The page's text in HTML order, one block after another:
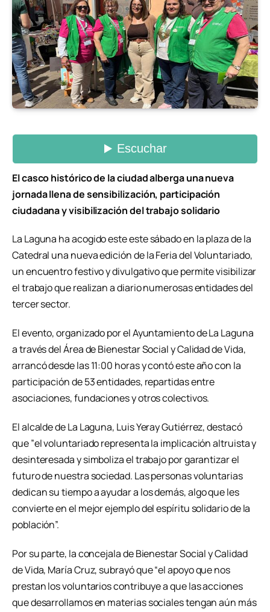
El casco histórico de la ciudad alberga una nueva
jornada llena de sensibilización, participación
ciudadana y visibilización del trabajo solidario
La Laguna ha acogido este este sábado en la plaza de la
Catedral una nueva edición de la Feria del Voluntariado,
un encuentro festivo y divulgativo que permite visibilizar
el trabajo que realizan a diario numerosas entidades del
tercer sector.
El evento, organizado por el Ayuntamiento de La Laguna
a través del Área de Bienestar Social y Calidad de Vida,
arrancó desde las 11:00 horas y contó este año con la
participación de 53 entidades, repartidas entre
asociaciones, fundaciones y otros colectivos.
El alcalde de La Laguna, Luis Yeray Gutiérrez, destacó
que ”el voluntariado representa la implicación altruista y
desinteresada y simboliza el trabajo por garantizar el
futuro de nuestra sociedad. Las personas voluntarias
dedican su tiempo a ayudar a los demás, algo que les
convierte en el mejor ejemplo del espíritu solidario de la
población”.
Por su parte, la concejala de Bienestar Social y Calidad
de Vida, María Cruz, subrayó que “el apoyo que nos
prestan los voluntarios contribuye a que las acciones
que desarrollamos en materias sociales tengan aún más